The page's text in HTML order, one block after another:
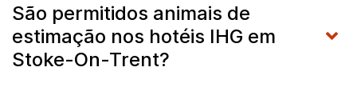
São permitidos animais de
estimação nos hotéis IHG em
Stoke-On-Trent?